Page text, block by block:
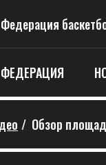
Федерация
ФЕДЕРАЦИЯ
/ Обзор